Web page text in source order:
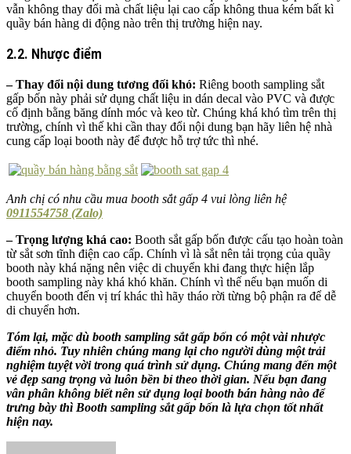
vẫn không thay đổi mà chất liệu lại cao cấp không thua kém bất kì
quầy bán hàng di động nào trên thị trường hiện nay.
2.2. Nhược điểm
– Thay đổi nội dung tương đối khó: Riêng booth sampling sắt
gấp bốn này phải sử dụng chất liệu in dán decal vào PVC và được
cố định bằng băng dính móc và keo từ. Chúng khá khó tìm trên thị
trường, chính vì thế khi cần thay đổi nội dung bạn hãy liên hệ nhà
cung cấp loại booth này để được hỗ trợ tức thì nhé.
Anh chị có nhu cầu mua booth sắt gấp 4 vui lòng liên hệ
0911554758 (Zalo)
– Trọng lượng khá cao: Booth sắt gấp bốn được cấu tạo hoàn toàn
từ sắt sơn tĩnh điện cao cấp. Chính vì là sắt nên tải trọng của quầy
booth này khá nặng nên việc di chuyển khi đang thực hiện lắp
booth sampling này khá khó khăn. Chính vì thế nếu bạn muốn di
chuyển booth đến vị trí khác thì hãy tháo rời từng bộ phận ra để dễ
di chuyển hơn.
Tóm lại, mặc dù booth sampling sắt gấp bốn có một vài nhược
điểm nhỏ. Tuy nhiên chúng mang lại cho người dùng một trải
nghiệm tuyệt vời trong quá trình sử dụng. Chúng mang đến một
vẻ đẹp sang trọng và luôn bền bỉ theo thời gian. Nếu bạn đang
vân phân không biết nên sử dụng loại booth bán hàng nào để
trưng bày thì Booth sampling sắt gấp bốn là lựa chọn tốt nhất
hiện nay.